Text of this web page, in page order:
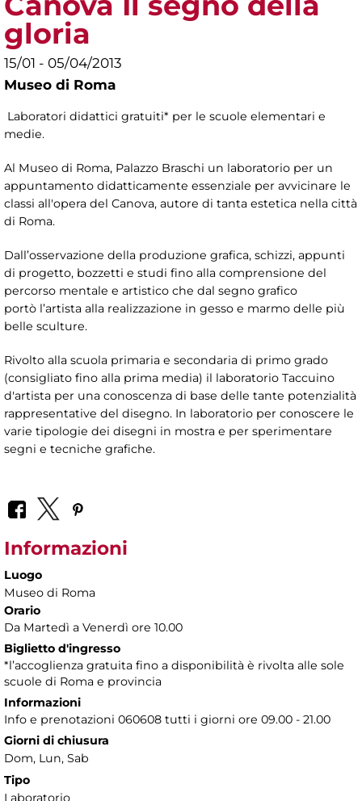
gloria
15/01 - 05/04/2013
Museo di Roma
Laboratori didattici gratuiti* per le scuole elementari e
medie.
Al Museo di Roma, Palazzo Braschi un laboratorio per un
appuntamento didatticamente essenziale per avvicinare le
classi all'opera del Canova, autore di tanta estetica nella città
di Roma.
Dall’osservazione della produzione grafica, schizzi, appunti
di progetto, bozzetti e studi fino alla comprensione del
percorso mentale e artistico che dal segno grafico
portò l’artista alla realizzazione in gesso e marmo delle più
belle sculture.
Rivolto alla scuola primaria e secondaria di primo grado
(consigliato fino alla prima media) il laboratorio Taccuino
d'artista per una conoscenza di base delle tante potenzialità
rappresentative del disegno. In laboratorio per conoscere le
varie tipologie dei disegni in mostra e per sperimentare
segni e tecniche grafiche.
Informazioni
Luogo
Museo di Roma
Orario
Da Martedì a Venerdì ore 10.00
Biglietto d'ingresso
*l’accoglienza gratuita fino a disponibilità è rivolta alle sole
scuole di Roma e provincia
Informazioni
Info e prenotazioni 060608 tutti i giorni ore 09.00 - 21.00
Giorni di chiusura
Dom, Lun, Sab
Tipo
Laboratorio